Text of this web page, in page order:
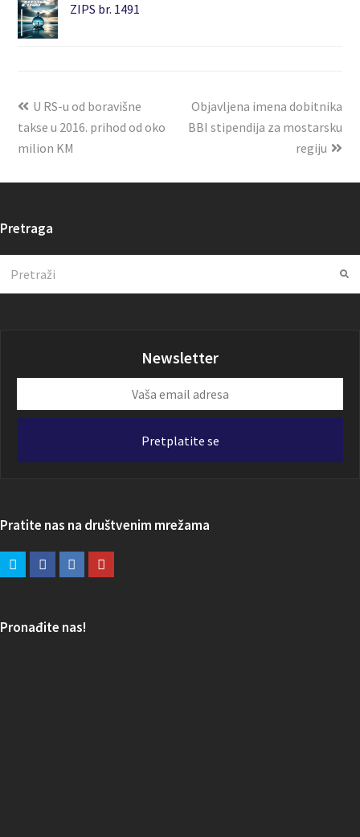
ZIPS br. 1491
U RS-u od boravišne
takse u 2016. prihod od oko
milion KM
Objavljena imena dobitnika
BBI stipendija za mostarsku
regiju
Pretraga
Newsletter
email
Pretplatite se
Pratite nas na društvenim mrežama
Pronađite nas!